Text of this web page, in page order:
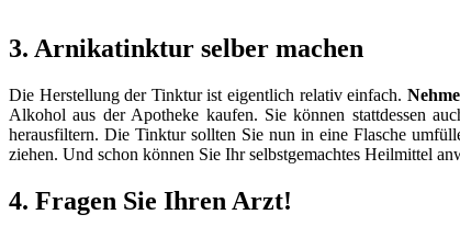
3. Arnikatinktur selber machen
Die Herstellung der Tinktur ist eigentlich relativ einfach.
Alkohol aus der Apotheke kaufen. Sie können stattdessen
herausfiltern. Die Tinktur sollten Sie nun in eine Flasche
ziehen. Und schon können Sie Ihr selbstgemachtes Heilmittel
4. Fragen Sie Ihren Arzt!